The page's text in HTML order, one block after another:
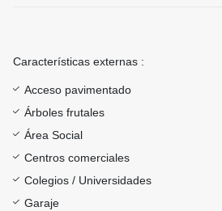
Características externas :
Acceso pavimentado
Árboles frutales
Área Social
Centros comerciales
Colegios / Universidades
Garaje